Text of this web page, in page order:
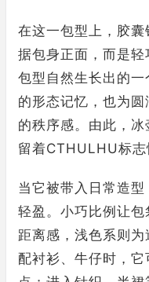
在这一包型上，胶
据包身正面，而是
包型自然生长出的一
的形态记忆，也为
的秩序感。由此，
留着CTHULHU标志
当它被带入日常造
轻盈。小巧比例让
距离感，浅色系则
配衬衫、牛仔时，